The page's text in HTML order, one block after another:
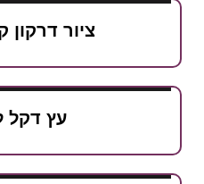
ציור דרקון
עץ דקל